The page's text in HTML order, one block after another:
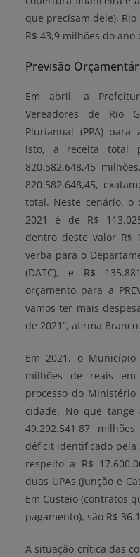
que precisam dele),
R$ 43,9 milhões do ano
Previsão
Em abril, a
Vereadores de Rio
Plurianual (PPA) para
isto, a receita total
820.582.648,45
820.582.648,45,
total. Neste cenário, o
2021 é de R$
dentro deste valor R$
verba para o
(DATC), e R$
orçamento para a
vamos ter mais
de 2021”, afirma Branco.
Em 2021, o
milhões de reais
processo do
cidade. No que tange
49.292.541,87
déficit identificado pela
respeito a R$
duas UPAs (Junção e
Em Custeio (contratos
pagamento), são R$
A situação crítica das